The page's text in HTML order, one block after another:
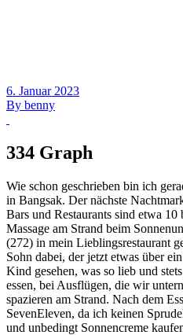
6. Januar 2023
By benny
334 Graph
Wie schon geschrieben bin ich
in Bangsak. Der nächste
Bars und Restaurants sind etwa
Massage am Strand beim
(272) in mein Lieblingsrestaurant
Sohn dabei, der jetzt etwas über
Kind gesehen, was so lieb und
essen, bei Ausflügen, die wir
spazieren am Strand. Nach dem
SevenEleven, da ich keinen
und unbedingt Sonnencreme